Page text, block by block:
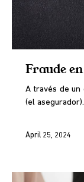
Fraude
A través de un
(el
April 25, 2024